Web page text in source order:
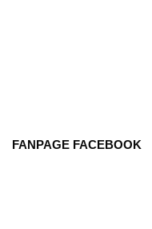
FANPAGE FACEBOOK